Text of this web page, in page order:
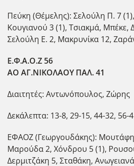
Πεύκη (Θέμελης): Σελούλη Π. 7
Κουγιανού 3 (1), Τσιακμά, Μπέκε,
Σελούλη Ε. 2, Μακρυνίκα 12,
Ε.Φ.Α.Ο.Ζ 56
ΑΟ ΑΓ.ΝΙΚΟΛΑΟΥ ΠΑΛ. 41
Διαιτητές: Αντωνόπουλος, Ζώρης
Δεκάλεπτα: 13-8, 29-15, 44-32, 56-
ΕΦΑΟΖ (Γεωργουδάκης):
Μαρούδα 2, Χόνδρου 5 (1),
Δερμιτζάκη 5, Σταθάκη,